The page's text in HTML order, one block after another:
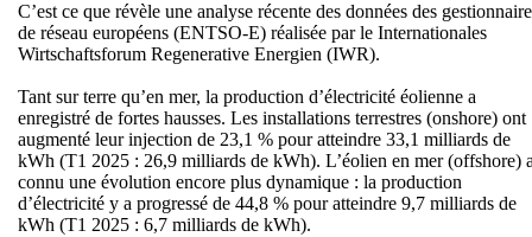
C’est ce que révèle une analyse récente des données des
de réseau européens (ENTSO-E) réalisée par le Internationales
Wirtschaftsforum Regenerative Energien (IWR).
Tant sur terre qu’en mer, la production d’électricité éolienne a
enregistré de fortes hausses. Les installations terrestres (onshore) ont
augmenté leur injection de 23,1 % pour atteindre 33,1 milliards de
kWh (T1 2025 : 26,9 milliards de kWh). L’éolien en mer (offshore)
connu une évolution encore plus dynamique : la production
d’électricité y a progressé de 44,8 % pour atteindre 9,7 milliards de
kWh (T1 2025 : 6,7 milliards de kWh).